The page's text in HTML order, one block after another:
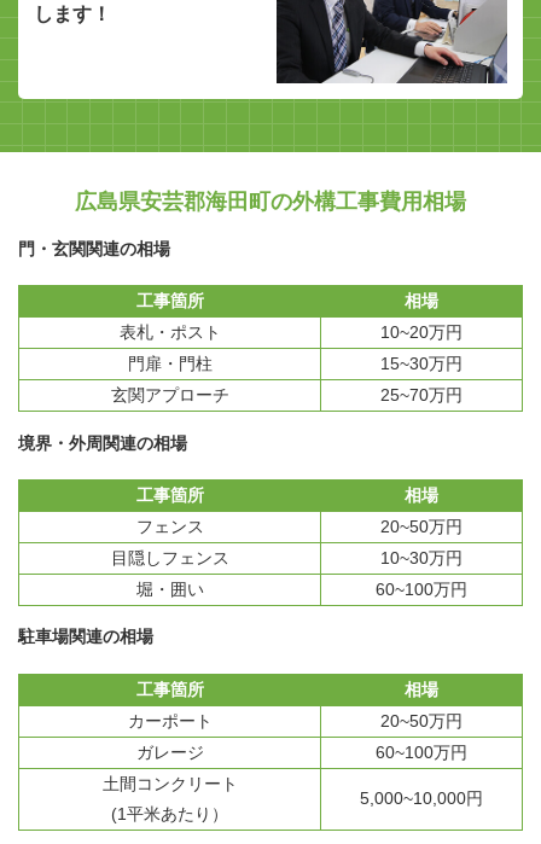
します！
広島県安芸郡海田町の外構工事費用相場
門・玄関関連の相場
工事箇所
相場
表札・ポスト
10~20万円
門扉・門柱
15~30万円
玄関アプローチ
25~70万円
境界・外周関連の相場
工事箇所
相場
フェンス
20~50万円
目隠しフェンス
10~30万円
堀・囲い
60~100万円
駐車場関連の相場
工事箇所
相場
カーポート
20~50万円
ガレージ
60~100万円
土間コンクリート
(1平米あたり）
5,000~10,000円